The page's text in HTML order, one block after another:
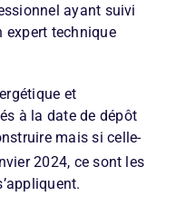
ayant suivi
expert technique
et
à la date de dépôt
mais si celle-
2024, ce sont les